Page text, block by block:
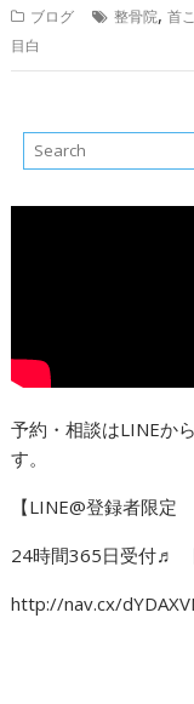
ブログ 整骨院,首
目白
予約・相談はLINEか
す。
【LINE@登録者限定
24時間365日受付♬
http://nav.cx/